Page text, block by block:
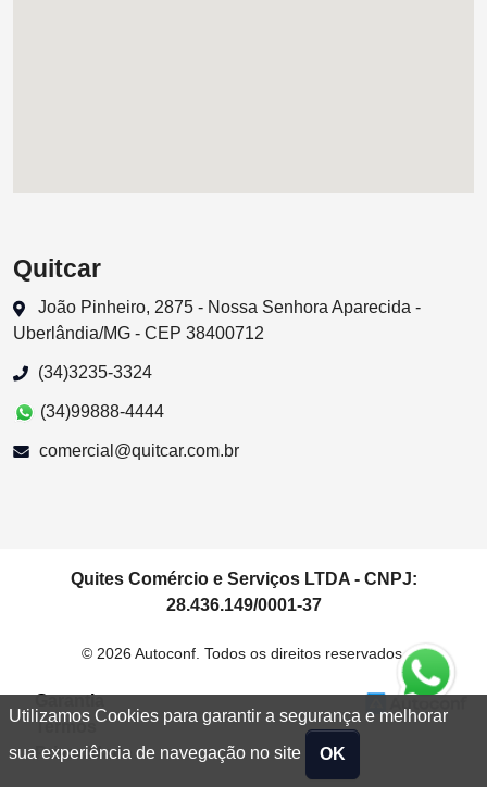
Utilizamos Cookies para garantir a segurança e melhorar
sua experiência de navegação no site OK
Quitcar
João Pinheiro, 2875 - Nossa Senhora Aparecida -
Uberlândia/MG - CEP 38400712
(34)3235-3324
(34)99888-4444
comercial@quitcar.com.br
Quites Comércio e Serviços LTDA - CNPJ:
28.436.149/0001-37
© 2026 Autoconf. Todos os direitos reservados.
Garantia
Termos
Privacidade